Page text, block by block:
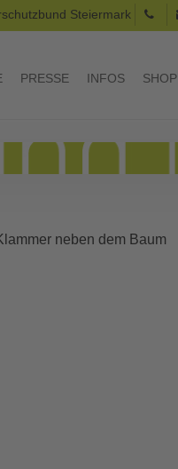
Steiermark
PRESSE INFOS SHOP
neben dem Baum